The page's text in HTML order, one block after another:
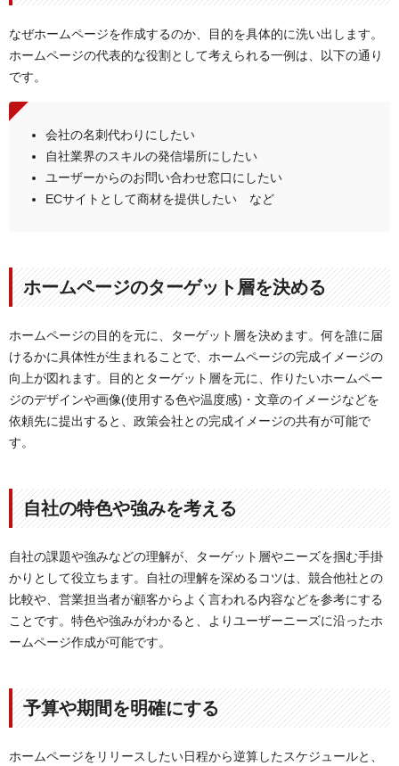
なぜホームページを作成するのか、目的を具体的に洗い出します。
ホームページの代表的な役割として考えられる一例は、以下の通り
です。
会社の名刺代わりにしたい
自社業界のスキルの発信場所にしたい
ユーザーからのお問い合わせ窓口にしたい
ECサイトとして商材を提供したい など
ホームページのターゲット層を決める
ホームページの目的を元に、ターゲット層を決めます。何を誰に届
けるかに具体性が生まれることで、ホームページの完成イメージの
向上が図れます。目的とターゲット層を元に、作りたいホームペー
ジのデザインや画像(使用する色や温度感)・文章のイメージなどを
依頼先に提出すると、政策会社との完成イメージの共有が可能で
す。
自社の特色や強みを考える
自社の課題や強みなどの理解が、ターゲット層やニーズを掴む手掛
かりとして役立ちます。自社の理解を深めるコツは、競合他社との
比較や、営業担当者が顧客からよく言われる内容などを参考にする
ことです。特色や強みがわかると、よりユーザーニーズに沿ったホ
ームページ作成が可能です。
予算や期間を明確にする
ホームページをリリースしたい日程から逆算したスケジュールと、